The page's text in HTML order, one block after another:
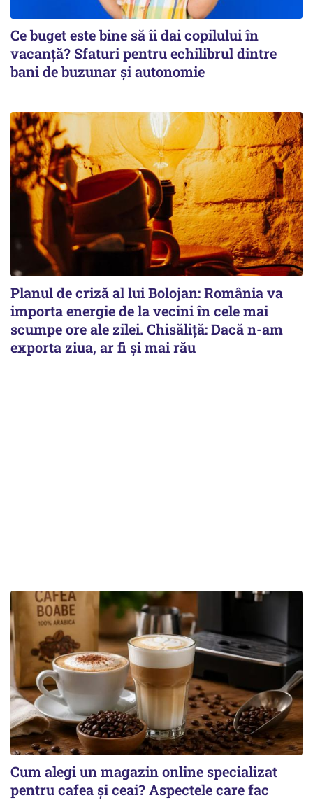
Ce buget este bine să îi dai copilului în
vacanță? Sfaturi pentru echilibrul dintre
bani de buzunar și autonomie
Planul de criză al lui Bolojan: România va
importa energie de la vecini în cele mai
scumpe ore ale zilei. Chisăliță: Dacă n-am
exporta ziua, ar fi și mai rău
Cum alegi un magazin online specializat
pentru cafea și ceai? Aspectele care fac